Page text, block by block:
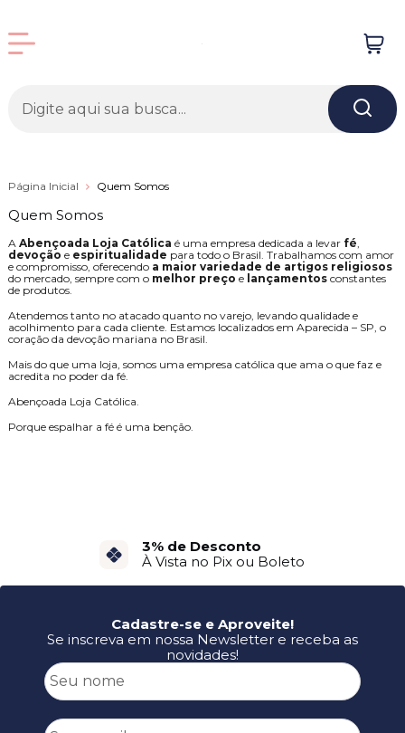
Página Inicial Quem Somos
Quem Somos
A Abençoada Loja Católica é uma empresa dedicada a levar fé
devoção e espiritualidade para todo o Brasil. Trabalhamos com amor
e compromisso, oferecendo a maior variedade de artigos religiosos
do mercado, sempre com omelhor preço e lançamentos constantes
de produtos.
Atendemos tanto no atacado quanto no varejo, levando qualidade e
acolhimento para cada cliente. Estamos localizados em Aparecida – SP, o
coração da devoção mariana no Brasil.
Mais do que uma loja, somos uma empresa católica que ama o que faz e
acredita no poder da fé.
Abençoada Loja Católica.
Porque espalhar a fé é uma benção.
3% de Desconto
À Vista no Pix ou Boleto
Cadastre-se e Aproveite!
Se inscreva em nossa Newsletter e receba as
novidades!